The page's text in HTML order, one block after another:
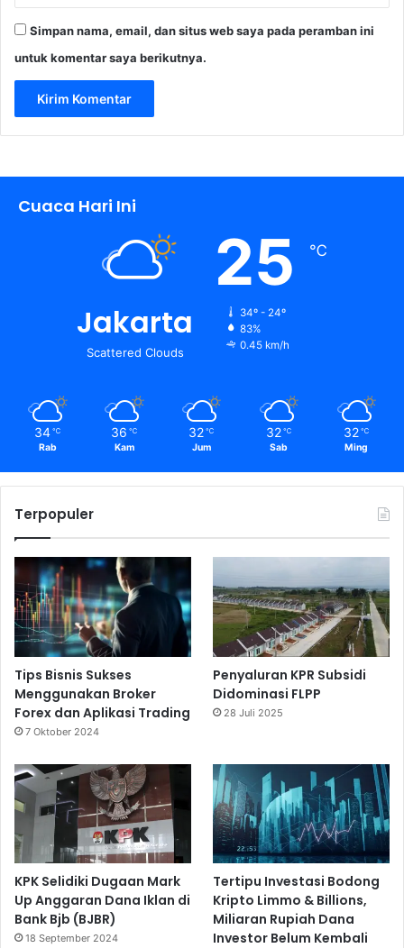
Simpan nama, email, dan situs web saya pada peramban ini
untuk komentar saya berikutnya.
Cuaca Hari Ini
Jakarta
Scattered Clouds
25 ℃
34º - 24º
83%
0.45 km/h
34 ℃
Rab
36 ℃
Kam
32 ℃
Jum
32 ℃
Sab
32 ℃
Ming
Terpopuler
Tips Bisnis Sukses
Menggunakan Broker
Forex dan Aplikasi Trading
7 Oktober 2024
Penyaluran KPR Subsidi
Didominasi FLPP
28 Juli 2025
KPK Selidiki Dugaan Mark
Up Anggaran Dana Iklan di
Bank Bjb (BJBR)
18 September 2024
Tertipu Investasi Bodong
Kripto Limmo & Billions,
Miliaran Rupiah Dana
Investor Belum Kembali